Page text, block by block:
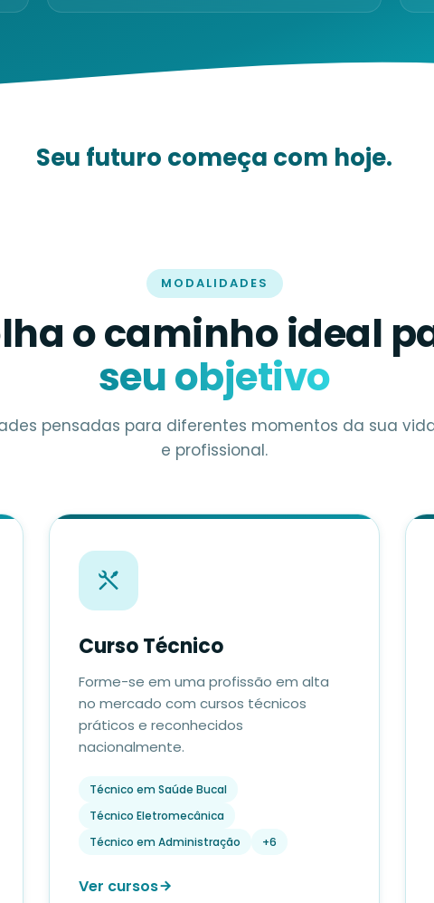
Seu futuro começa com hoje.
MODALIDADES
o caminho ideal
seu objetivo
pensadas para diferentes momentos da sua
e profissional.
Curso Técnico
Forme-se em uma profissão em alta
no mercado com cursos técnicos
práticos e reconhecidos
nacionalmente.
Técnico em Saúde Bucal
Técnico Eletromecânica
Técnico em Administração
+6
Ver cursos